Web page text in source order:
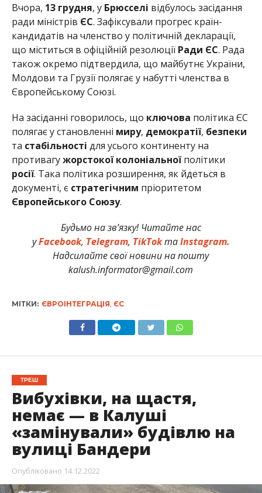
Вчора, 13 грудня, у Брюсселі відбулось засідання
ради міністрів ЄС. Зафіксували прогрес країн-
кандидатів на членство у політичній декларації,
що міститься в офіційній резолюції Ради ЄС. Рада
також окремо підтвердила, що майбутнє України,
Молдови та Грузії полягає у набутті членства в
Європейському Союзі.
На засіданні говорилось, що ключова політика ЄС
полягає у становленні миру, демократії, безпеки
та стабільності для усього континенту на
противагужорстокої колоніальноїполітики
росії. Така політика розширення, як йдеться в
документі, є стратегічним пріоритетом
Європейського Союзу.
Будьмо на зв’язку! Читайте нас
уFacebook, Telegram, TikTokтаInstagram.
Надсилайте свої новини на пошту
kalush.informator@gmail.com
МІТКИ: ЄВРОІНТЕГРАЦІЯ ЄС
ТРЕШ
Вибухівки, на щастя,
немає — в Калуші
«замінували» будівлю на
вулиці Бандери
Опубліковано 14.12.2022